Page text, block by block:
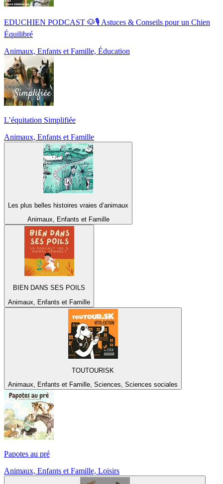
EDUCHIEN PODCAST 🐶🎙️ Astuces & Conseils pour un Chien
Équilibré
Animaux, Enfants et Famille, Éducation
L’équitation Simplifiée
Animaux, Enfants et Famille
Les plus belles histoires vraies d’animaux
Animaux, Enfants et Famille
BIEN DANS SES POILS
Animaux, Enfants et Famille
TOUTOURISK
Animaux, Enfants et Famille, Sciences, Sciences sociales
Papotes au pré
Animaux, Enfants et Famille, Loisirs